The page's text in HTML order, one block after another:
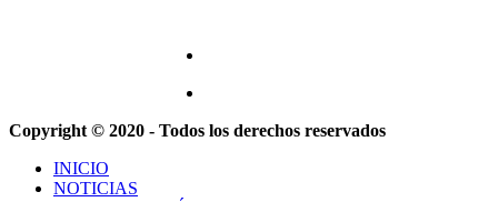
Copyright © 2020 - Todos los derechos reservados
INICIO
NOTICIAS